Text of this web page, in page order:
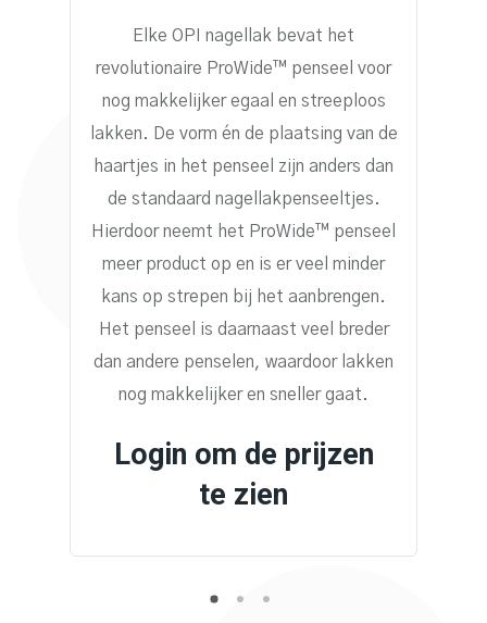
Elke OPI nagellak bevat het
revolutionaire ProWide™ penseel voor
nog makkelijker egaal en streeploos
lakken. De vorm én de plaatsing van de
haartjes in het penseel zijn anders dan
de standaard nagellakpenseeltjes.
Hierdoor neemt het ProWide™ penseel
meer product op en is er veel minder
kans op strepen bij het aanbrengen.
Het penseel is daarnaast veel breder
dan andere penselen, waardoor lakken
nog makkelijker en sneller gaat.
Login om de prijzen
te zien